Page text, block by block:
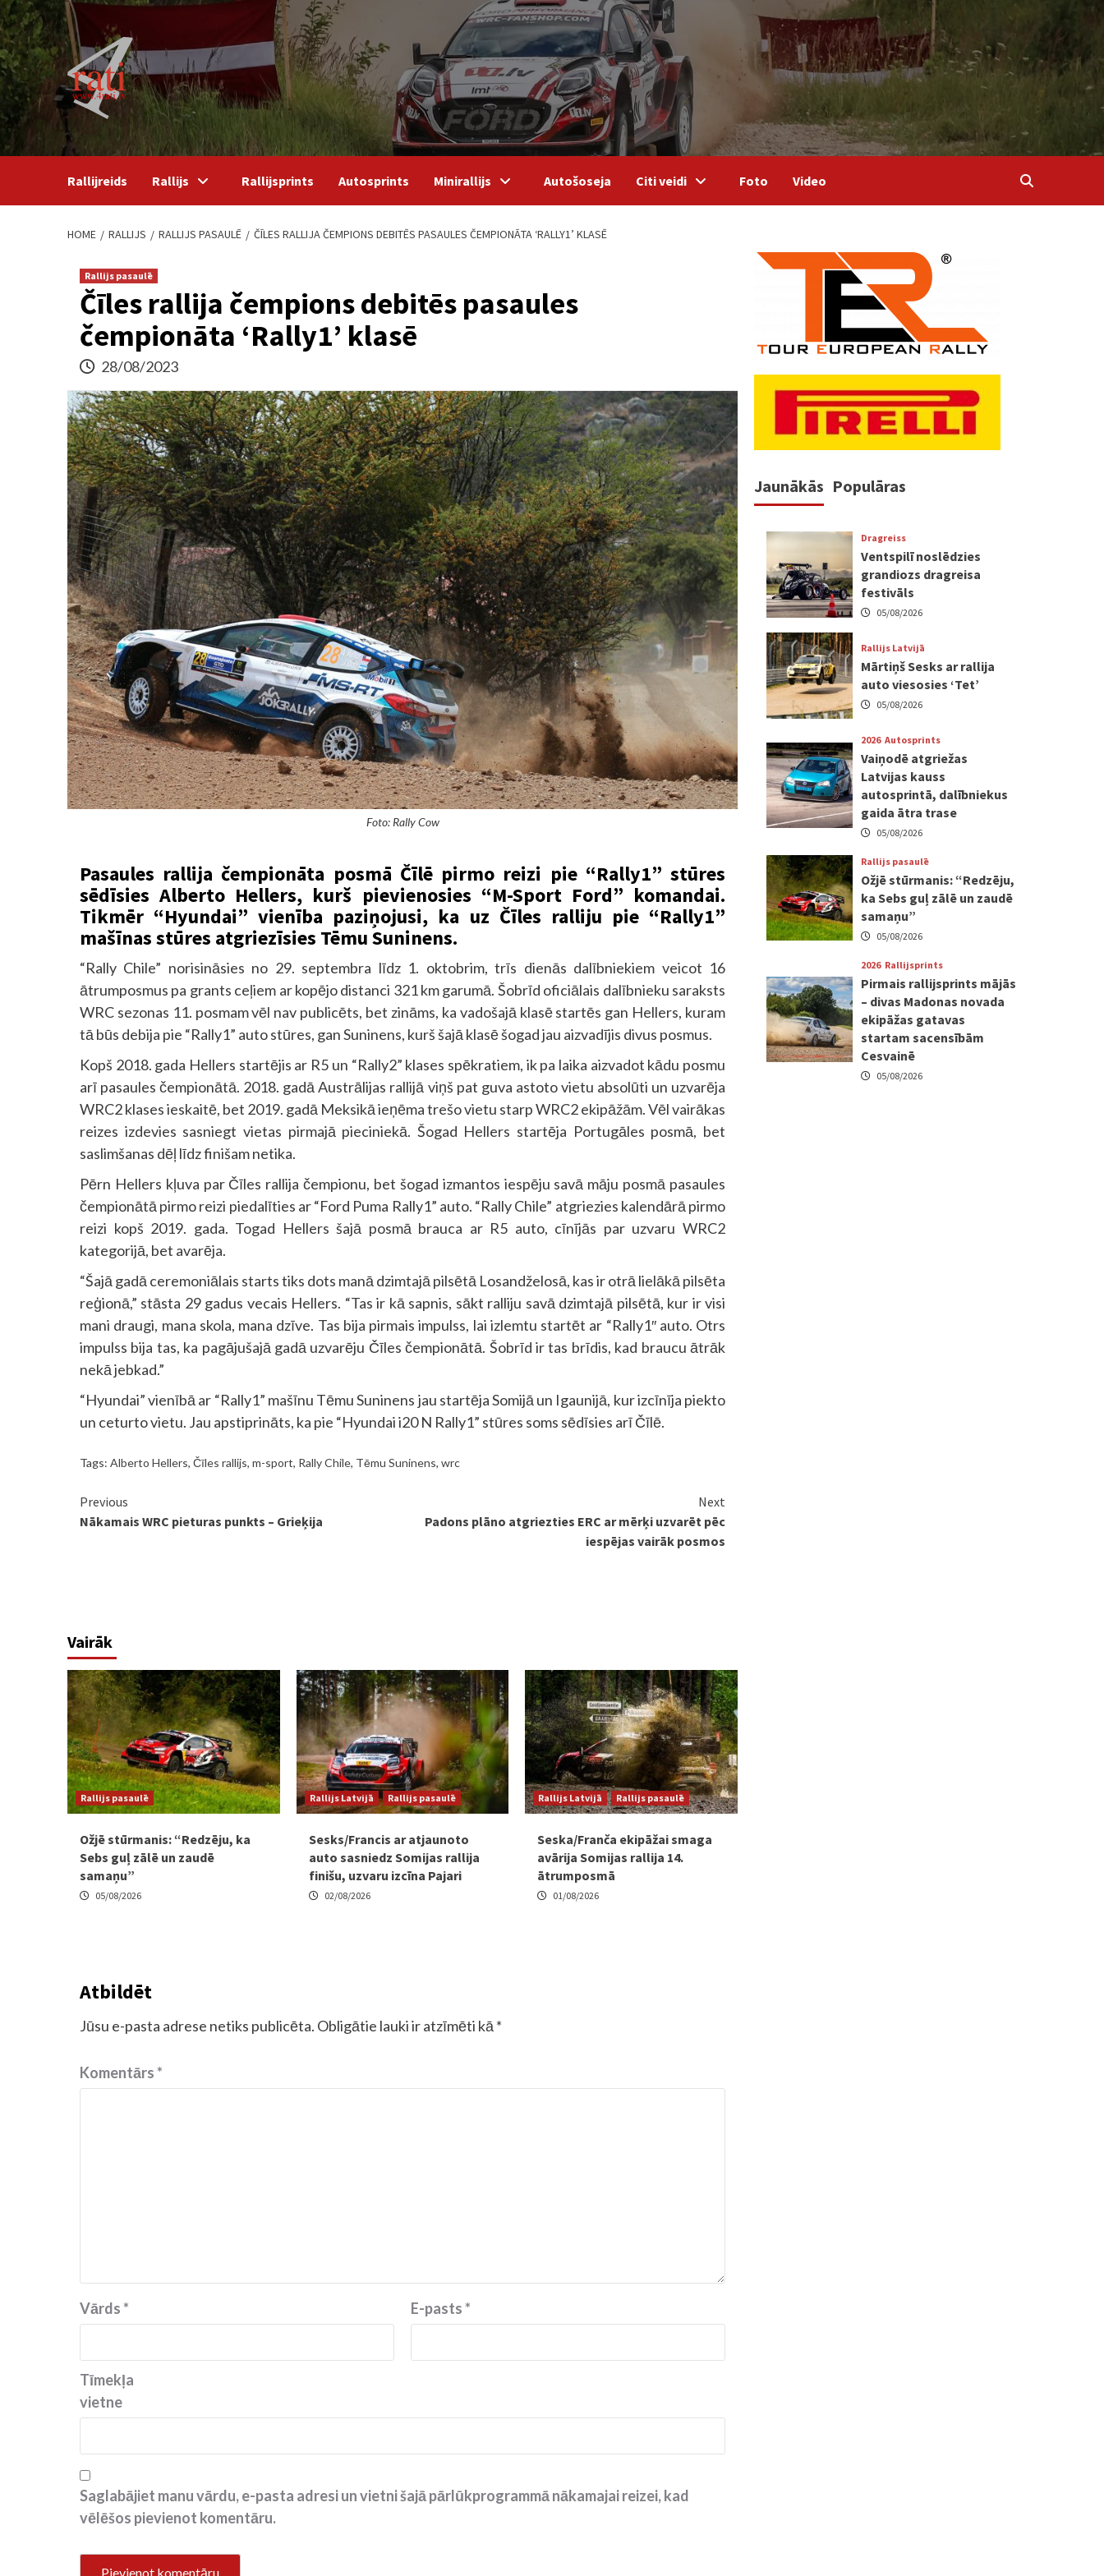
Skip
to
content
Rallijreids Rallijs Rallijsprints Autosprints Minirallijs Autošoseja Citi veidi Foto Video
HOME RALLIJS RALLIJS PASAULĒ ČĪLES RALLIJA ČEMPIONS DEBITĒS PASAULES ČEMPIONĀTA ‘RALLY1’ KLASĒ
Rallijs pasaulē
Čīles rallija čempions debitēs pasaules
čempionāta ‘Rally1’ klasē
28/08/2023
Foto: Rally Cow
Pasaules rallija čempionāta posmā Čīlē pirmo reizi pie “Rally1” stūres
sēdīsies Alberto Hellers, kurš pievienosies “M-Sport Ford” komandai.
Tikmēr “Hyundai” vienība paziņojusi, ka uz Čīles ralliju pie “Rally1”
mašīnas stūres atgriezīsies Tēmu Suninens.
“Rally Chile” norisināsies no 29. septembra līdz 1. oktobrim, trīs dienās dalībniekiem veicot 16
ātrumposmus pa grants ceļiem ar kopējo distanci 321 km garumā. Šobrīd oficiālais dalībnieku saraksts
WRC sezonas 11. posmam vēl nav publicēts, bet zināms, ka vadošajā klasē startēs gan Hellers, kuram
tā būs debija pie “Rally1” auto stūres, gan Suninens, kurš šajā klasē šogad jau aizvadījis divus posmus.
Kopš 2018. gada Hellers startējis ar R5 un “Rally2” klases spēkratiem, ik pa laika aizvadot kādu posmu
arī pasaules čempionātā. 2018. gadā Austrālijas rallijā viņš pat guva astoto vietu absolūti un uzvarēja
WRC2 klases ieskaitē, bet 2019. gadā Meksikā ieņēma trešo vietu starp WRC2 ekipāžām. Vēl vairākas
reizes izdevies sasniegt vietas pirmajā pieciniekā. Šogad Hellers startēja Portugāles posmā, bet
saslimšanas dēļ līdz finišam netika.
Pērn Hellers kļuva par Čīles rallija čempionu, bet šogad izmantos iespēju savā māju posmā pasaules
čempionātā pirmo reizi piedalīties ar “Ford Puma Rally1” auto. “Rally Chile” atgriezies kalendārā pirmo
reizi kopš 2019. gada. Togad Hellers šajā posmā brauca ar R5 auto, cīnījās par uzvaru WRC2
kategorijā, bet avarēja.
“Šajā gadā ceremoniālais starts tiks dots manā dzimtajā pilsētā Losandželosā, kas ir otrā lielākā pilsēta
reģionā,” stāsta 29 gadus vecais Hellers. “Tas ir kā sapnis, sākt ralliju savā dzimtajā pilsētā, kur ir visi
mani draugi, mana skola, mana dzīve. Tas bija pirmais impulss, lai izlemtu startēt ar “Rally1″ auto. Otrs
impulss bija tas, ka pagājušajā gadā uzvarēju Čīles čempionātā. Šobrīd ir tas brīdis, kad braucu ātrāk
nekā jebkad.”
“Hyundai” vienībā ar “Rally1” mašīnu Tēmu Suninens jau startēja Somijā un Igaunijā, kur izcīnīja piekto
un ceturto vietu. Jau apstiprināts, ka pie “Hyundai i20 N Rally1” stūres soms sēdīsies arī Čīlē.
Tags: Alberto Hellers, Čīles rallijs, m-sport, Rally Chile, Tēmu Suninens, wrc
Continue
Reading
Previous
Nākamais WRC pieturas punkts – Grieķija
Next
Padons plāno atgriezties ERC ar mērķi uzvarēt pēc
iespējas vairāk posmos
Vairāk
Rallijs pasaulē
Ožjē stūrmanis: “Redzēju, ka
Sebs guļ zālē un zaudē
samaņu”
05/08/2026
Rallijs Latvijā Rallijs pasaulē
Sesks/Francis ar atjaunoto
auto sasniedz Somijas rallija
finišu, uzvaru izcīna Pajari
02/08/2026
Rallijs Latvijā Rallijs pasaulē
Seska/Franča ekipāžai smaga
avārija Somijas rallija 14.
ātrumposmā
01/08/2026
Atbildēt
Jūsu e-pasta adrese netiks publicēta. Obligātie lauki ir atzīmēti kā *
Komentārs*
Vārds* E-pasts*
Tīmekļa
vietne
Saglabājiet manu vārdu, e-pasta adresi un vietni šajā pārlūkprogrammā nākamajai reizei, kad
vēlēšos pievienot komentāru.
Jaunākās Populāras
Dragreiss
Ventspilī noslēdzies
grandiozs dragreisa
festivāls
05/08/2026
Rallijs Latvijā
Mārtiņš Sesks ar rallija
auto viesosies ‘Tet’
05/08/2026
2026 Autosprints
Vaiņodē atgriežas
Latvijas kauss
autosprintā, dalībniekus
gaida ātra trase
05/08/2026
Rallijs pasaulē
Ožjē stūrmanis: “Redzēju,
ka Sebs guļ zālē un zaudē
samaņu”
05/08/2026
2026 Rallijsprints
Pirmais rallijsprints mājās
– divas Madonas novada
ekipāžas gatavas
startam sacensībām
Cesvainē
05/08/2026